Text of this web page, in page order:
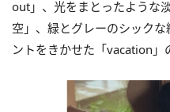
out」、光をまとったような
空」、緑とグレーのシック
ントをきかせた「vacation」